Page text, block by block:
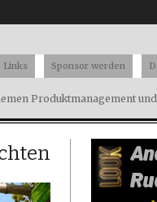
Produktmanagement
Links Sponsor werden